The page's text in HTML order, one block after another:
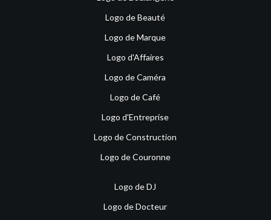
Logo de Beauté
Logo de Marque
Logo d'Affaires
Logo de Caméra
Logo de Café
Logo d'Entreprise
Logo de Construction
Logo de Couronne
Logo de DJ
Logo de Docteur